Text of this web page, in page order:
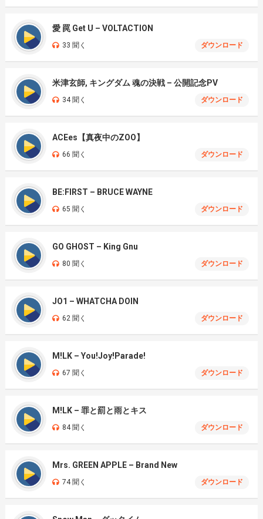
愛 罠 Get U – VOLTACTION
33 聞く ダウンロード
米津玄師, キングダム 魂の決戦 – 公開記念PV
34 聞く ダウンロード
ACEes【真夜中のZOO】
66 聞く ダウンロード
BE:FIRST – BRUCE WAYNE
65 聞く ダウンロード
GO GHOST – King Gnu
80 聞く ダウンロード
JO1 – WHATCHA DOIN
62 聞く ダウンロード
M!LK – You!Joy!Parade!
67 聞く ダウンロード
M!LK – 罪と罰と雨とキス
84 聞く ダウンロード
Mrs. GREEN APPLE – Brand New
74 聞く ダウンロード